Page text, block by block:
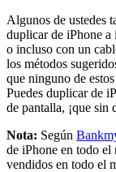
Algunos de ustedes
duplicar de iPhone a
o incluso con un
los métodos
que ninguno de
Puedes duplicar de
de pantalla, ¡que sin
Nota: Según
de iPhone en todo el
vendidos en todo el